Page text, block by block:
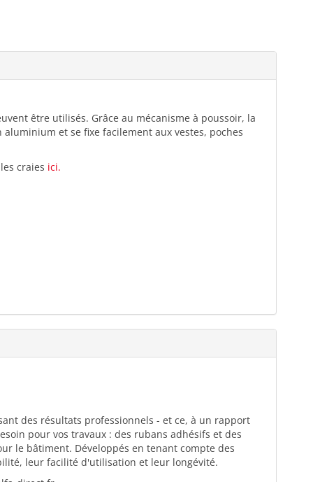
être utilisés. Grâce au mécanisme à poussoir, la
et se fixe facilement aux vestes, poches
craies ici.
des résultats professionnels - et ce, à un rapport
pour vos travaux : des rubans adhésifs et des
le bâtiment. Développés en tenant compte des
leur facilité d'utilisation et leur longévité.